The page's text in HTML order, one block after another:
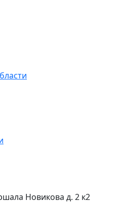
Новикова д. 2 к2